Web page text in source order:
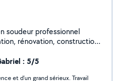
soudeur professionnel
rénovation, construction
Réparation et
: 5/5
et d’un grand sérieux. Travail